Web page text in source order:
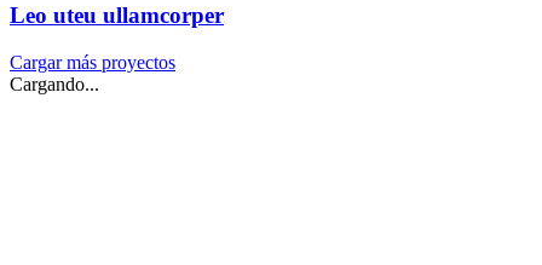
Leo uteu ullamcorper
Cargar más proyectos
Cargando...